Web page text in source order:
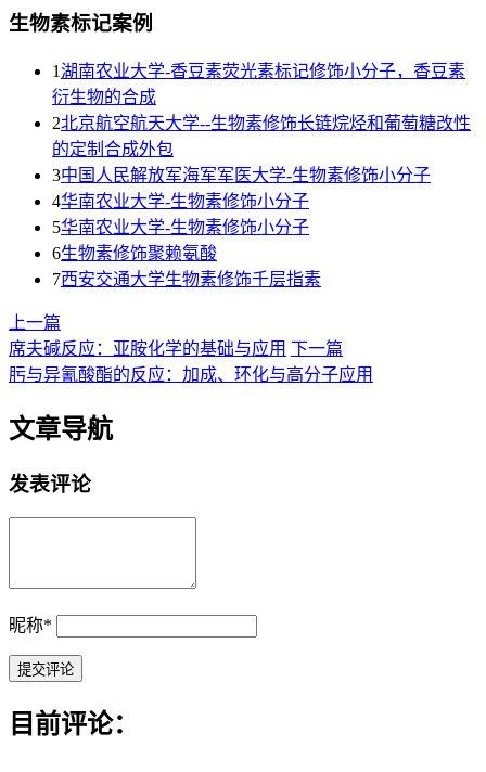
生物素标记案例
1湖南农业大学-香豆素荧光素标记修饰小分子，香豆素
衍生物的合成
2北京航空航天大学--生物素修饰长链烷烃和葡萄糖改性
的定制合成外包
3中国人民解放军海军军医大学-生物素修饰小分子
4华南农业大学-生物素修饰小分子
5华南农业大学-生物素修饰小分子
6生物素修饰聚赖氨酸
7西安交通大学生物素修饰千层指素
上一篇
席夫碱反应：亚胺化学的基础与应用 下一篇
肟与异氰酸酯的反应：加成、环化与高分子应用
文章导航
发表评论
昵称*
目前评论：